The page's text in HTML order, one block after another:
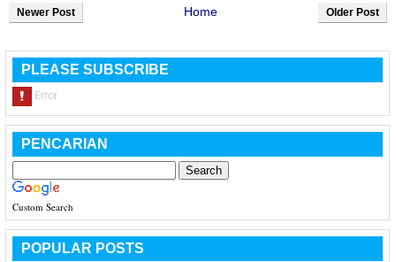
Newer Post Older Post
Home
PLEASE SUBSCRIBE
PENCARIAN
Custom Search
POPULAR POSTS